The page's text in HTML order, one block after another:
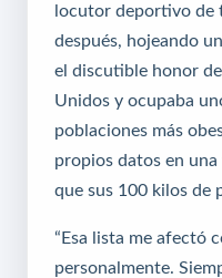
locutor deportivo de
después, hojeando
el discutible honor
Unidos y ocupaba
poblaciones más
propios datos en
que sus 100 kilos de
“Esa lista me afectó
personalmente.